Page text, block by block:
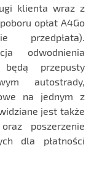
klienta wraz z
opłat A4Go
przedpłata).
odwodnienia
przepusty
autostrady,
na jednym z
jest także
poszerzenie
dla płatności